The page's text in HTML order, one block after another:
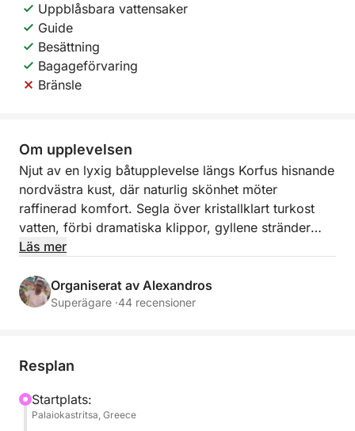
Uppblåsbara vattensaker
Guide
Besättning
Bagageförvaring
Bränsle
Om upplevelsen
Njut av en lyxig båtupplevelse längs Korfus hisnande
nordvästra kust, där naturlig skönhet möter
raffinerad komfort. Segla över kristallklart turkost
vatten, förbi dramatiska klippor, gyllene stränder
och avskilda vikar som endast är tillgängliga från
den milda havsbrisen, panoramautsikten och en
känsla av absolut avskildhet och lugn. Denna
söker elegans, avkoppling och oförglömliga stunder
Läs mer
Organiserat av Alexandros
Superägare ·44 recensioner
Resplan
Startplats:
Palaiokastritsa, Greece